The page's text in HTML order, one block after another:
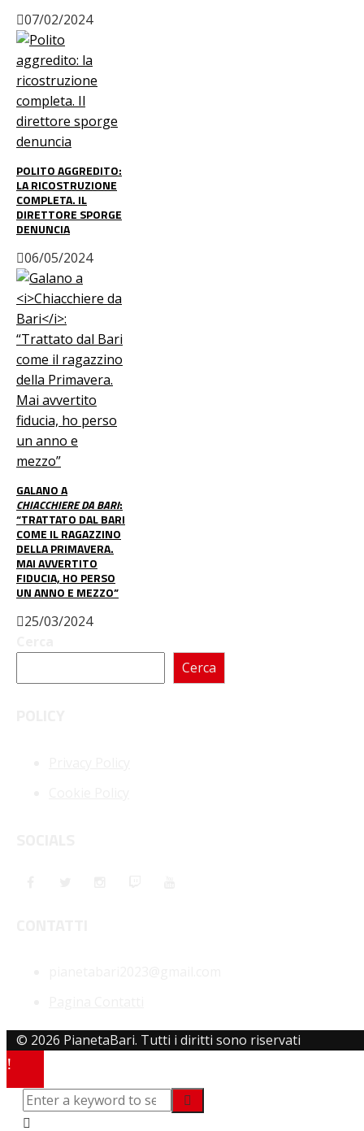
07/02/2024
POLITO AGGREDITO:
LA RICOSTRUZIONE
COMPLETA. IL
DIRETTORE SPORGE
DENUNCIA
06/05/2024
GALANO A
CHIACCHIERE DA BARI:
“TRATTATO DAL BARI
COME IL RAGAZZINO
DELLA PRIMAVERA.
MAI AVVERTITO
FIDUCIA, HO PERSO
UN ANNO E MEZZO”
25/03/2024
Cerca
© 2026 PianetaBari. Tutti i diritti sono riservati